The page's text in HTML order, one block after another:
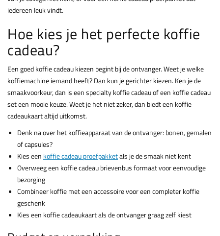
iedereen leuk vindt.
Hoe kies je het perfecte koffie
cadeau?
Een goed koffie cadeau kiezen begint bij de ontvanger. Weet je welke
koffiemachine iemand heeft? Dan kun je gerichter kiezen. Ken je de
smaakvoorkeur, dan is een specialty koffie cadeau of een koffie cadeau
set een mooie keuze. Weet je het niet zeker, dan biedt een koffie
cadeaukaart altijd uitkomst.
Denk na over het koffieapparaat van de ontvanger: bonen, gemalen
of capsules?
Kies een koffie cadeau proefpakketals je de smaak niet kent
Overweeg een koffie cadeau brievenbus formaat voor eenvoudige
bezorging
Combineer koffie met een accessoire voor een completer koffie
geschenk
Kies een koffie cadeaukaart als de ontvanger graag zelf kiest